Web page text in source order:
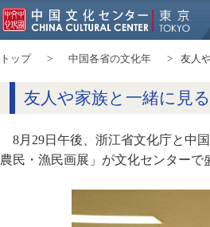
トップ 中国各省の文化年 友人
友人や家族と一緒に見
8月29日午後、浙江省文化庁と中
農民・漁民画展」が文化センターで